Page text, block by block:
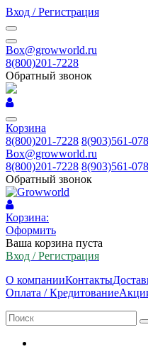
Вход / Регистрация
Box@growworld.ru
8(800)201-7228
Обратный звонок
Корзина
8(800)201-7228 8(903)561-
Box@growworld.ru
8(800)201-7228 8(903)561-
Обратный звонок
Корзина:
Оформить
Ваша корзина пуста
Вход / Регистрация
О компанииКонтакты
Оплата / Кредитование